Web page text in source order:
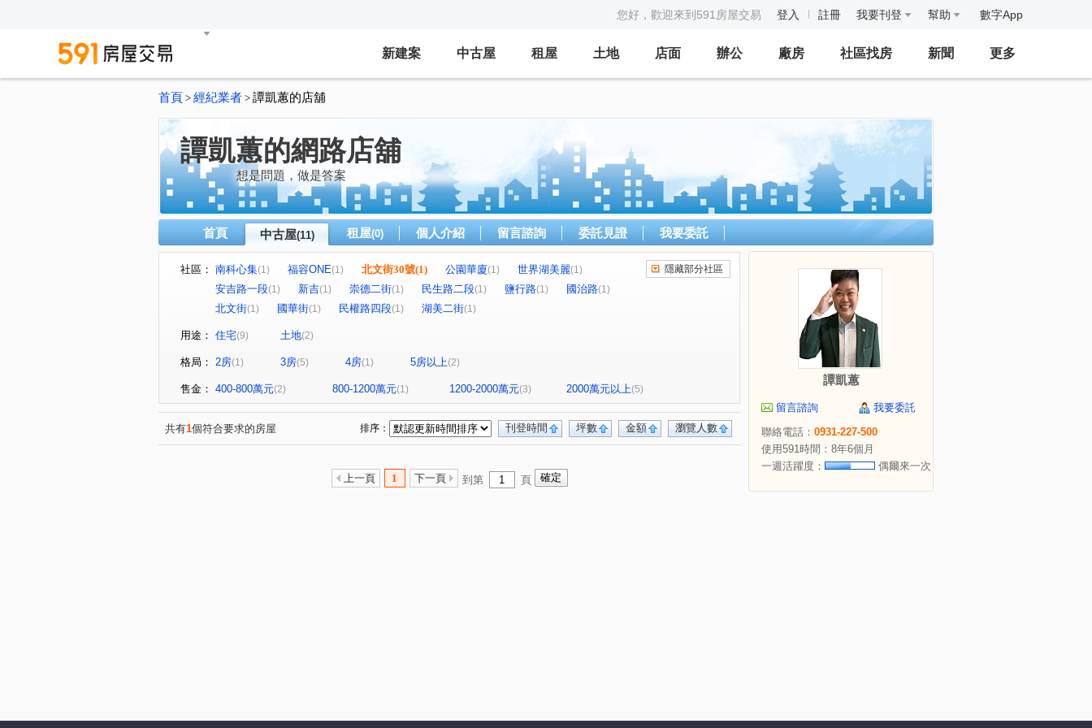
您好，歡迎來到591房屋交易 登入 註冊 我要刊登 幫助 數字App
新建案 中古屋 租屋 土地 店面 辦公 廠房 社區找房 新聞 更多
首頁 > 經紀業者 > 譚凱蕙的店舖
譚凱蕙的網路店舖
想是問題，做是答案
首頁 中古屋(11) 租屋(0) 個人介紹 留言諮詢 委託見證 我要委託
社區： 南科心集(1) 福容ONE(1) 北文街30號(1) 公園華廈(1) 世界湖美麗(1)
安吉路一段(1) 新吉(1) 崇德二街(1) 民生路二段(1) 鹽行路(1) 國治路(1)
北文街(1) 國華街(1) 民權路四段(1) 湖美二街(1)
隱藏部分社區
用途： 住宅(9) 土地(2)
格局： 2房(1) 3房(5) 4房(1) 5房以上(2)
售金： 400-800萬元(2) 800-1200萬元(1) 1200-2000萬元(3) 2000萬元以上(5)
共有1個符合要求的房屋 瀏覽人數
金額
坪數
刊登時間
排序：
上一頁 1 下一頁 到第 頁
譚凱蕙
留言諮詢
我要委託
聯絡電話： 0931-227-500
使用591時間：8年6個月
一週活躍度：
偶爾來一次